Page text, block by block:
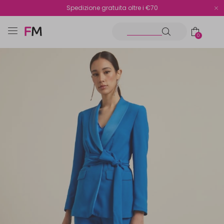
Reso facile e veloce
Spedizione gratuita oltre i €70
0